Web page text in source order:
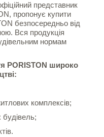
представник
пропонує купити
безпосередньо від
Вся продукція
нормам
PORISTON широко
комплексів;
будівель;